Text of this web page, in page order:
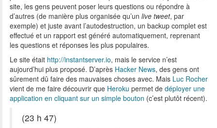
site, les gens peuvent poser leurs questions ou répondre à
d’autres (de manière plus organisée qu’un live tweet, par
exemple) et juste avant l’autodestruction, un backup complet est
effectué et un rapport est généré automatiquement, reprenant
les questions et réponses les plus populaires.
Le site était http://instantserver.io, mais le service n’est
aujourd’hui plus proposé. D’après Hacker News, des gens ont
sûrement dû faire des mauvaises choses avec. Mais Luc Rocher
vient de me faire découvrir que Heroku permet de déployer une
application en cliquant sur un simple bouton (c’est plutôt récent).
(23 h 47)